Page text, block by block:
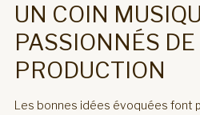
UN COIN
PASSIONNÉS
PRODUCTION
Les bonnes idées évoquées font